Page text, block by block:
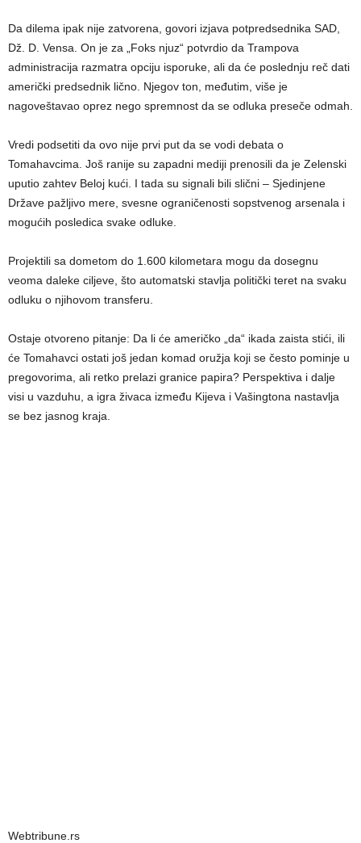
Da dilema ipak nije zatvorena, govori izjava potpredsednika SAD,
Dž. D. Vensa. On je za „Foks njuz“ potvrdio da Trampova
administracija razmatra opciju isporuke, ali da će poslednju reč dati
američki predsednik lično. Njegov ton, međutim, više je
nagoveštavao oprez nego spremnost da se odluka preseče odmah.
Vredi podsetiti da ovo nije prvi put da se vodi debata o
Tomahavcima. Još ranije su zapadni mediji prenosili da je Zelenski
uputio zahtev Beloj kući. I tada su signali bili slični – Sjedinjene
Države pažljivo mere, svesne ograničenosti sopstvenog arsenala i
mogućih posledica svake odluke.
Projektili sa dometom do 1.600 kilometara mogu da dosegnu
veoma daleke ciljeve, što automatski stavlja politički teret na svaku
odluku o njihovom transferu.
Ostaje otvoreno pitanje: Da li će američko „da“ ikada zaista stići, ili
će Tomahavci ostati još jedan komad oružja koji se često pominje u
pregovorima, ali retko prelazi granice papira? Perspektiva i dalje
visi u vazduhu, a igra živaca između Kijeva i Vašingtona nastavlja
se bez jasnog kraja.
Webtribune.rs